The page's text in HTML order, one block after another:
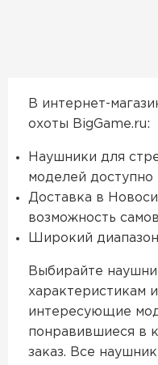
В интернет-
охоты BigGame.ru:
Наушники для
моделей доступно
Доставка в
возможность
Широкий
Выбирайте
характеристикам
интересующие
понравившиеся в
заказ. Все